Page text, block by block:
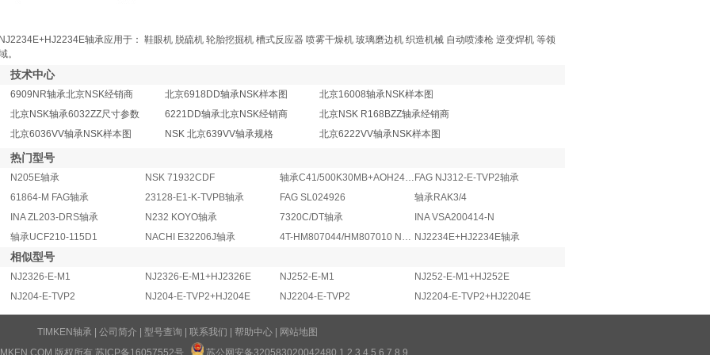
NJ2234E+HJ2234E轴承应用于： 鞋眼机 脱硫机 轮胎挖掘机 槽式反应器 喷雾干燥机 玻璃磨边机 织造机械 自动喷漆枪 逆变焊机 等领
。
技术中心
6909NR轴承北京NSK经销商 北京6918DD轴承NSK样本图
北京16008轴承NSK样本图
北京NSK轴承6032ZZ尺寸参数
6221DD轴承北京NSK经销商
北京NSK R168BZZ轴承经销商
北京6036VV轴承NSK样本图
NSK 北京639VV轴承规格 北京6222VV轴承NSK样本图
热门型号
N205E轴承 NSK 71932CDF 轴承C41/500K30MB+AOH241/500 FAG NJ312-E-TVP2轴承
61864-M FAG轴承
23128-E1-K-TVPB轴承 FAG SL024926
轴承RAK3/4
INA ZL203-DRS轴承
N232 KOYO轴承 7320C/DT轴承
INA VSA200414-N
轴承UCF210-115D1
NACHI E32206J轴承 4T-HM807044/HM807010 NTN轴承 NJ2234E+HJ2234E轴承
相似型号
NJ2326-E-M1 NJ2326-E-M1+HJ2326E NJ252-E-M1
NJ252-E-M1+HJ252E
NJ204-E-TVP2
NJ204-E-TVP2+HJ204E NJ2204-E-TVP2 NJ2204-E-TVP2+HJ2204E
TIMKEN轴承 公司简介 型号查询 联系我们 帮助中心
网站地图